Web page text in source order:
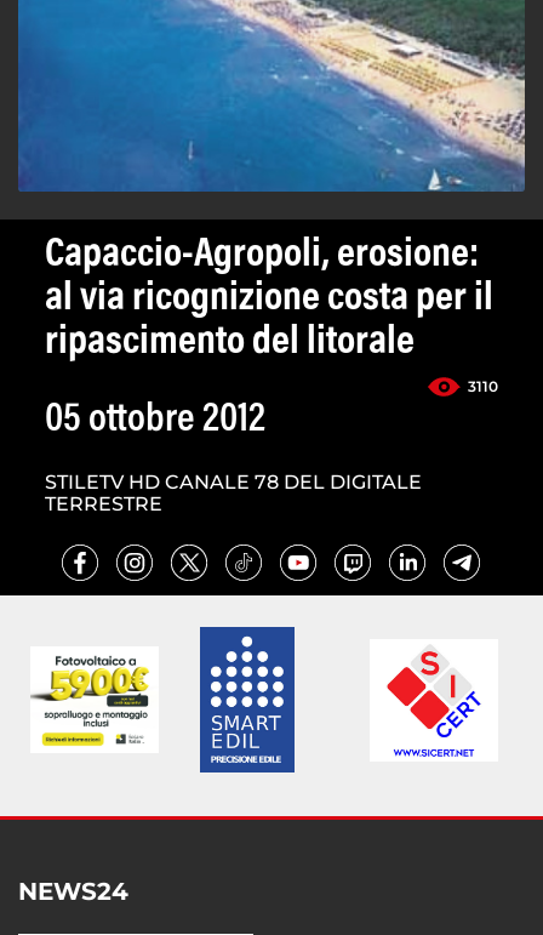
Capaccio-Agropoli, erosione:
al via ricognizione costa per il
ripascimento del litorale
3110
05 ottobre 2012
STILETV HD CANALE 78 DEL DIGITALE
TERRESTRE
NEWS24